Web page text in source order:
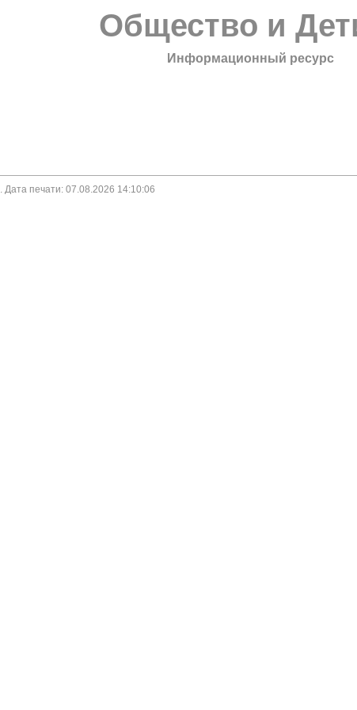
Общество и
Информационный ресурс
. Дата печати: 07.08.2026 14:10:06